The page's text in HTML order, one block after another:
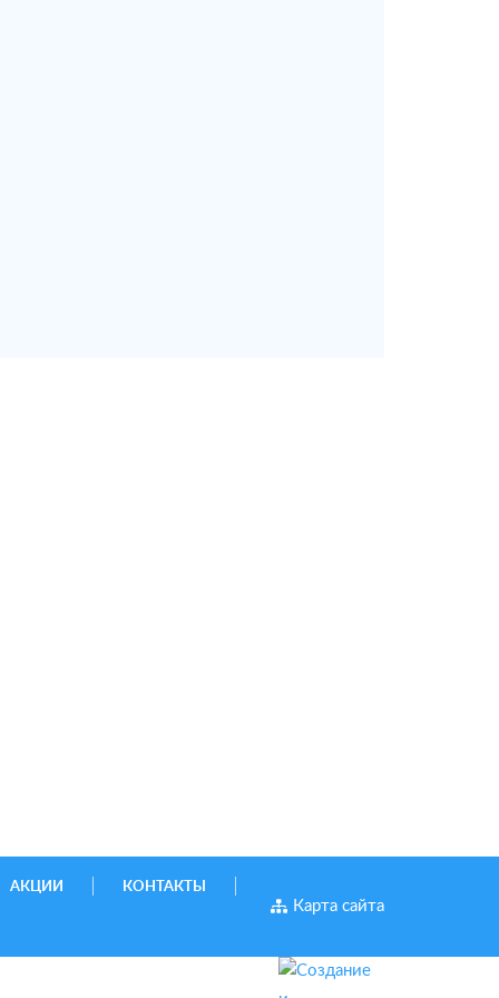
АКЦИИ КОНТАКТЫ
Карта сайта